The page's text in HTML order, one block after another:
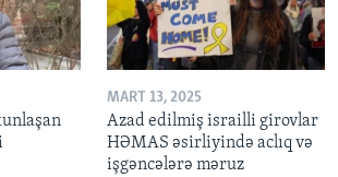
MART 13, 2025
Azad edilmiş israilli girovlar
HƏMAS əsirliyində aclıq və
işgəncələrə məruz